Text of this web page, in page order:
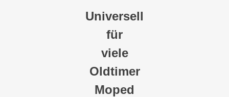
Universell
für
viele
Oldtimer
Moped